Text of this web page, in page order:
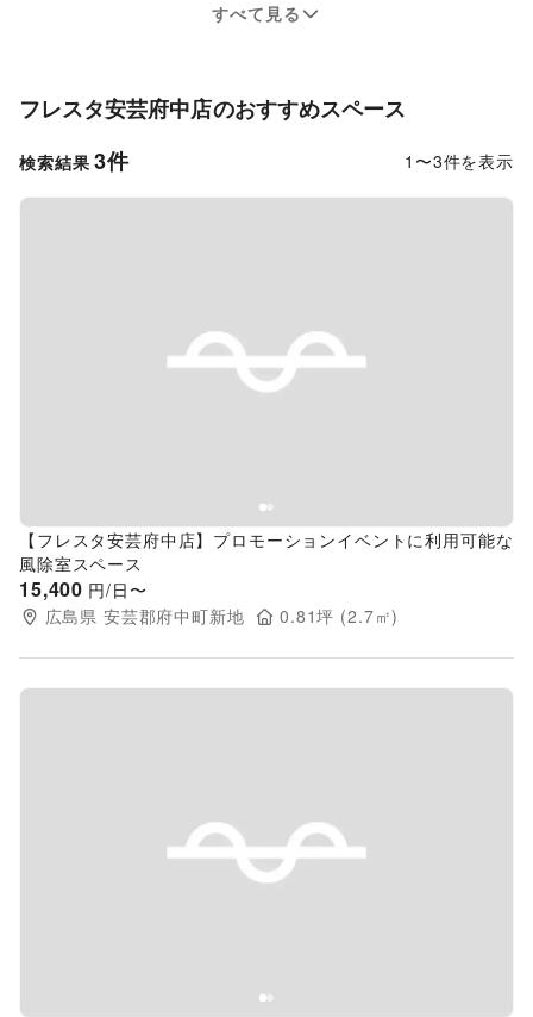
すべて見る
フレスタ安芸府中店のおすすめスペース
検索結果 3件 1 〜3件を表示
Previous slide
【フレスタ安芸府中店】プロモーションイベントに利用可能な
風除室スペース
15,400 円/日〜
広島県 安芸郡府中町新地 0.81坪 (2.7㎡)
Previous slide